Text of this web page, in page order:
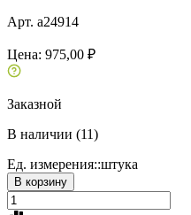
Арт. a24914
Цена: 975,00 ₽
Заказной
В наличии (11)
Ед. измерения::штука
В корзину